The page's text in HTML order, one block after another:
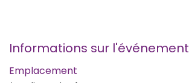
Informations sur l'événement
Emplacement